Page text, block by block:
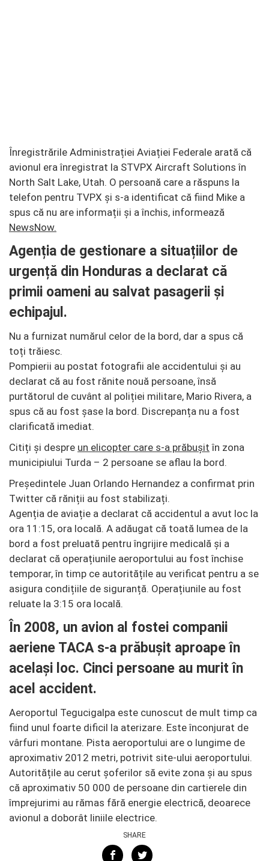
Înregistrările Administrației Aviației Federale arată că
avionul era înregistrat la STVPX Aircraft Solutions în
North Salt Lake, Utah. O persoană care a răspuns la
telefon pentru TVPX și s-a identificat că fiind Mike a
spus că nu are informații și a închis, informează
NewsNow.
Agenția de gestionare a situațiilor de
urgență din Honduras a declarat că
primii oameni au salvat pasagerii și
echipajul.
Nu a furnizat numărul celor de la bord, dar a spus că
toți trăiesc.
Pompierii au postat fotografii ale accidentului și au
declarat că au fost rănite nouă persoane, însă
purtătorul de cuvânt al poliției militare, Mario Rivera, a
spus că au fost șase la bord. Discrepanța nu a fost
clarificată imediat.
Citiți și despre un elicopter care s-a prăbușit în zona
municipiului Turda – 2 persoane se aflau la bord.
Președintele Juan Orlando Hernandez a confirmat prin
Twitter că răniții au fost stabilizați.
Agenția de aviație a declarat că accidentul a avut loc la
ora 11:15, ora locală. A adăugat că toată lumea de la
bord a fost preluată pentru îngrijire medicală și a
declarat că operațiunile aeroportului au fost închise
temporar, în timp ce autoritățile au verificat pentru a se
asigura condițiile de siguranță. Operațiunile au fost
reluate la 3:15 ora locală.
În 2008, un avion al fostei companii
aeriene TACA s-a prăbușit aproape în
același loc. Cinci persoane au murit în
acel accident.
Aeroportul Tegucigalpa este cunoscut de mult timp ca
fiind unul foarte dificil la aterizare. Este înconjurat de
vârfuri montane. Pista aeroportului are o lungime de
aproximativ 2012 metri, potrivit site-ului aeroportului.
Autoritățile au cerut șoferilor să evite zona și au spus
că aproximativ 50 000 de persoane din cartierele din
împrejurimi au rămas fără energie electrică, deoarece
avionul a doborât liniile electrice.
SHARE